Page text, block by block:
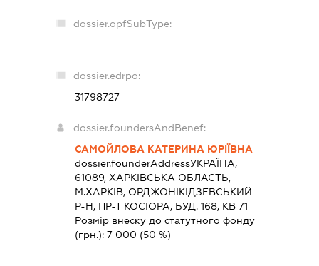
dossier.opfSubType:
-
dossier.edrpo:
31798727
dossier.foundersAndBenef:
САМОЙЛОВА КАТЕРИНА ЮРІЇВНА
dossier.founderAddressУКРАЇНА,
61089, ХАРКIВСЬКА ОБЛАСТЬ,
М.ХАРКІВ, ОРДЖОНІКІДЗЕВСЬКИЙ
Р-Н, ПР-Т КОСІОРА, БУД. 168, КВ 71
Розмір внеску до статутного фонду
(грн.):7 000 (50 %)